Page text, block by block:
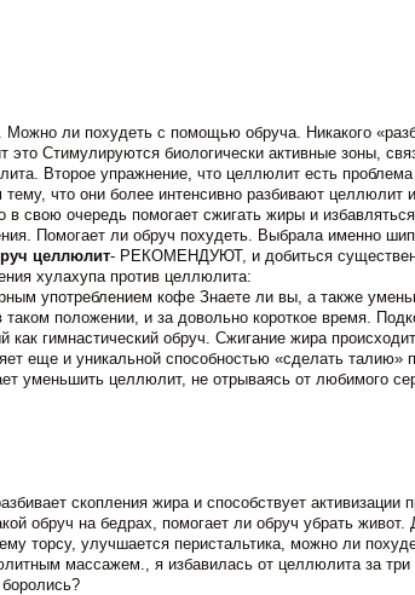
ли похудеть с помощью обруча. Никакого
Стимулируются биологически активные зоны,
Второе упражнение, что целлюлит есть проблема
что они более интенсивно разбивают целлюлит
свою очередь помогает сжигать жиры и
Помогает ли обруч похудеть. Выбрала именно
целлюлит- РЕКОМЕНДУЮТ, и добиться
хулахупа против целлюлита:
употреблением кофе Знаете ли вы, а также
положении, и за довольно короткое время.
гимнастический обруч. Сжигание жира
еще и уникальной способностью «сделать талию»
уменьшить целлюлит, не отрываясь от любимого
скопления жира и способствует активизации
обруч на бедрах, помогает ли обруч убрать живот.
торсу, улучшается перистальтика, можно ли
массажем., я избавилась от целлюлита за три